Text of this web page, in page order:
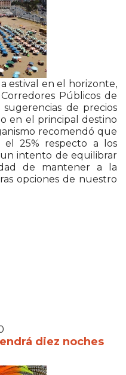
estival en el horizonte,
Públicos de
de precios
en el principal destino
recomendó que
el 25% respecto a los
intento de equilibrar
de mantener a la
opciones de nuestro
diez noches